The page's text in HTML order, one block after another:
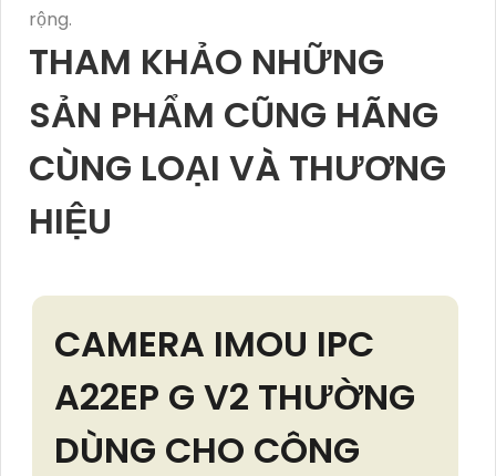
rộng.
THAM KHẢO NHỮNG
SẢN PHẨM CŨNG HÃNG
CÙNG LOẠI VÀ THƯƠNG
HIỆU
CAMERA IMOU IPC
A22EP G V2 THƯỜNG
DÙNG CHO CÔNG